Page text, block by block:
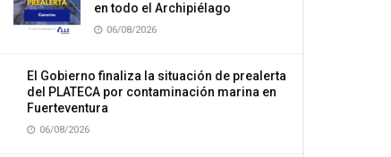
en todo el Archipiélago
06/08/2026
El Gobierno finaliza la situación de prealerta
del PLATECA por contaminación marina en
Fuerteventura
06/08/2026